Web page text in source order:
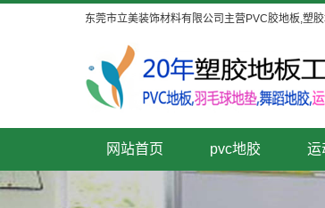
东莞市立美装饰材料有限公司主营PVC胶地板,塑
网站首页 pvc地胶 运